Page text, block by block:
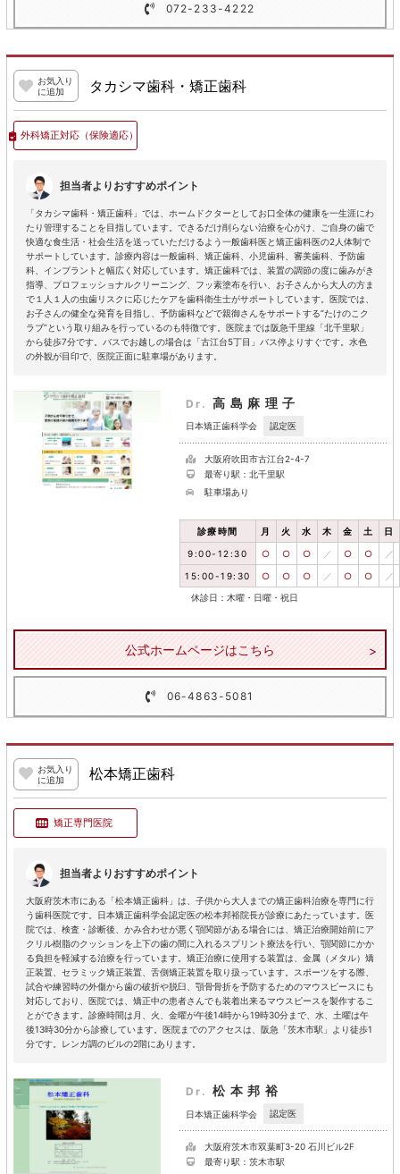
072-233-4222
お気入り
に追加
タカシマ歯科・矯正歯科
外科矯正対応（保険適応）
担当者よりおすすめポイント
「タカシマ歯科・矯正歯科」では、ホームドクターとしてお口全体の健康を一生涯にわ
たり管理することを目指しています。できるだけ削らない治療を心がけ、ご自身の歯で
快適な食生活・社会生活を送っていただけるよう一般歯科医と矯正歯科医の2人体制で
サポートしています。診療内容は一般歯科、矯正歯科、小児歯科、審美歯科、予防歯
科、インプラントと幅広く対応しています。矯正歯科では、装置の調節の度に歯みがき
指導、プロフェッショナルクリーニング、フッ素塗布を行い、お子さんから大人の方ま
で１人１人の虫歯リスクに応じたケアを歯科衛生士がサポートしています。医院では、
お子さんの健全な発育を目指し、予防歯科などで親御さんをサポートする“たけのこク
ラブ”という取り組みを行っているのも特徴です。医院までは阪急千里線「北千里駅」
から徒歩7分です。バスでお越しの場合は「古江台5丁目」バス停よりすぐです。水色
の外観が目印で、医院正面に駐車場があります。
Dr. 高島麻理子
日本矯正歯科学会 認定医
大阪府吹田市古江台2-4-7
最寄り駅：北千里駅
駐車場あり
診療時間 月 火 水 木 金 土 日
9:00-12:30 ○ ○ ○ ／ ○ ○ ／
15:00-19:30 ○ ○ ○ ／ ○ ○ ／
休診日：木曜・日曜・祝日
公式ホームページはこちら
06-4863-5081
お気入り
に追加
松本矯正歯科
矯正専門医院
担当者よりおすすめポイント
大阪府茨木市にある「松本矯正歯科」は、子供から大人までの矯正歯科治療を専門に行
う歯科医院です。日本矯正歯科学会認定医の松本邦裕院長が診療にあたっています。医
院では、検査・診断後、かみ合わせが悪く顎関節がある場合には、矯正治療開始前にア
クリル樹脂のクッションを上下の歯の間に入れるスプリント療法を行い、顎関節にかか
る負担を軽減する治療を行っています。矯正治療に使用する装置は、金属（メタル）矯
正装置、セラミック矯正装置、舌側矯正装置を取り扱っています。スポーツをする際、
試合や練習時の外傷から歯の破折や脱臼、顎骨骨折を予防するためのマウスピースにも
対応しており、医院では、矯正中の患者さんでも装着出来るマウスピースを製作するこ
とができます。診療時間は月、火、金曜が午後14時から19時30分まで、水、土曜は午
後13時30分から診療しています。医院までのアクセスは、阪急「茨木市駅」より徒歩1
分です。レンガ調のビルの2階にあります。
Dr. 松本邦裕
日本矯正歯科学会 認定医
大阪府茨木市双葉町3-20 石川ビル2F
最寄り駅：茨木市駅